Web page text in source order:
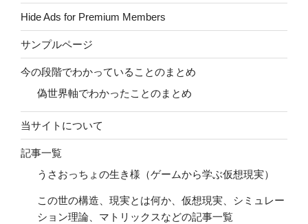
Hide Ads for Premium Members
サンプルページ
今の段階でわかっていることのまとめ
偽世界軸でわかったことのまとめ
当サイトについて
記事一覧
うさおっちょの生き様（ゲームから学ぶ仮想現実）
この世の構造、現実とは何か、仮想現実、シミュレー
ション理論、マトリックスなどの記事一覧